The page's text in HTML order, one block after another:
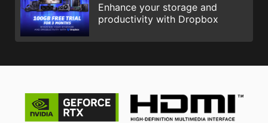
Enhance your storage and
productivity with Dropbox